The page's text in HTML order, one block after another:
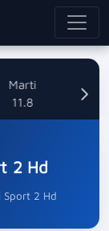
Marti
11.8
2 Hd
Sport 2 Hd